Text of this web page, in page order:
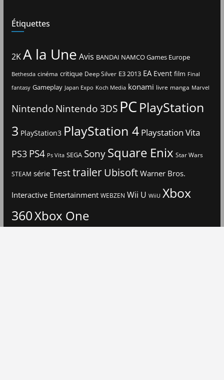
Étiquettes
2KA la Une Avis BANDAI NAMCO Games Europe
Bethesda cinéma critique Deep Silver E3 2013 EA Event film Final
fantasy Gameplay Japan Expo Koch Media konami livre manga Marvel
Nintendo Nintendo 3DS PCPlayStation
3 PlayStation3 PlayStation 4 Playstation Vita
PS3 PS4 Ps Vita SEGA Sony Square Enix Star Wars
STEAM série TesttrailerUbisoftWarner Bros.
Interactive Entertainment WEBZEN Wii U WiiU Xbox
360Xbox One